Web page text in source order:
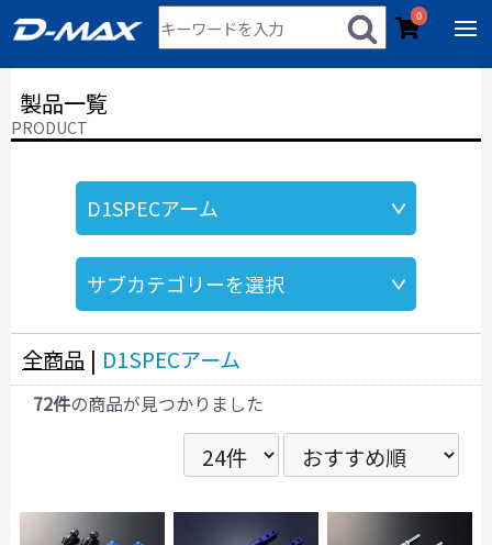
0
製品一覧
PRODUCT
全商品 | D1SPECアーム
72件の商品が見つかりました